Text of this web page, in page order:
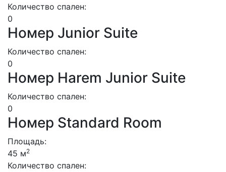
Количество спален:
0
Номер Junior Suite
Количество спален:
0
Номер Harem Junior Suite
Количество спален:
0
Номер Standard Room
Площадь:
45 м2
Количество спален: